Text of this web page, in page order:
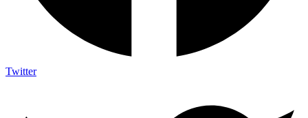
Twitter